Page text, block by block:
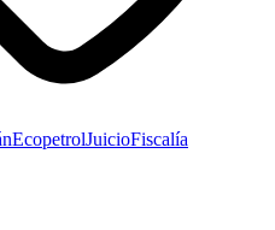
EcopetrolJuicioFiscalía